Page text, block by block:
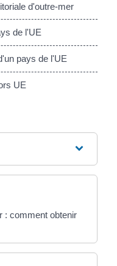
d'outre-mer
de l'UE
pays de l'UE
UE
: comment obtenir